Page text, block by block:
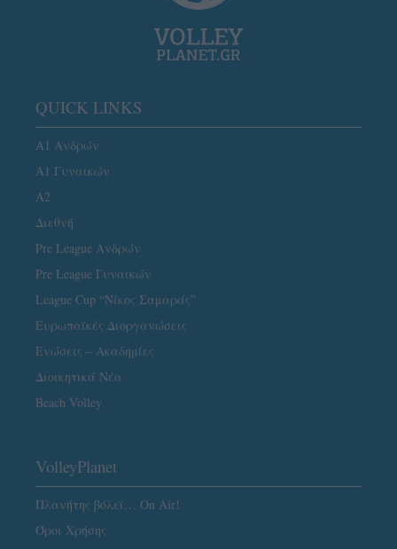
QUICK LINKS
Α1 Ανδρών
Α1 Γυναικών
A2
Διεθνή
Pre League Ανδρών
Pre League Γυναικών
League Cup “Νίκος Σαμαράς”
Ευρωπαϊκές Διοργανώσεις
Ενώσεις – Ακαδημίες
Διοικητικά Νέα
Beach Volley
VolleyPlanet
Πλανήτης βόλεϊ… On Air!
Όροι Χρήσης